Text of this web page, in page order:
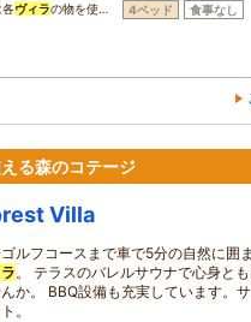
各ヴィラの物を使… 4ベッド 食事なし
る森のコテージ
Villa
ルフコースまで車で5分の自然に囲
。 テラスのバレルサウナで心身と
か。 BBQ設備も充実しています。
。